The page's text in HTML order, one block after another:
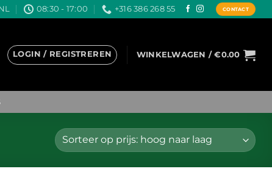
08:30 - 17:00 +316 386 268 55 CONTACT
LOGIN / REGISTREREN WINKELWAGEN /€0.00